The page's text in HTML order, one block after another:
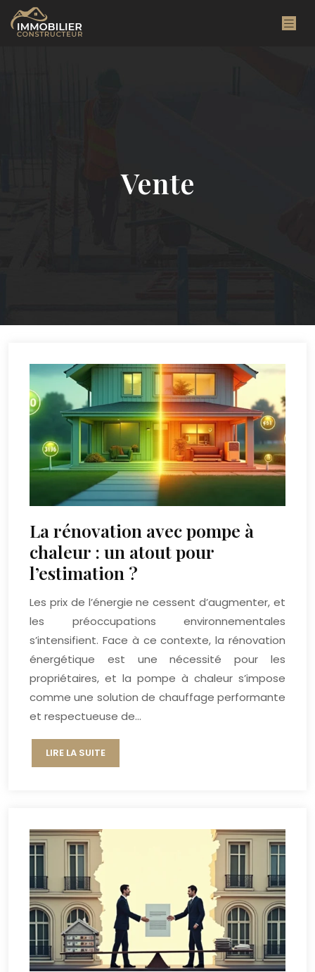
Vente
La rénovation avec pompe à
chaleur : un atout pour
l’estimation ?
Les prix de l’énergie ne cessent d’augmenter, et
les préoccupations environnementales
s’intensifient. Face à ce contexte, la rénovation
énergétique est une nécessité pour les
propriétaires, et la pompe à chaleur s’impose
comme une solution de chauffage performante
et respectueuse de…
LIRE LA SUITE